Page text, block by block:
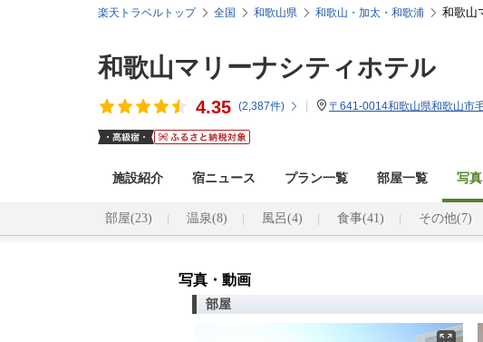
楽天トラベルトップ 全国 和歌山県 和歌山・加太・和歌浦 和歌山
和歌山マリーナシティホテル
4.35 (2,387件) 〒641-0014和歌山県和歌山市
施設紹介 宿ニュース プラン一覧 部屋一覧 写
部屋(23) 温泉(8) 風呂(4) 食事(41) その他(7)
写真・動画
部屋